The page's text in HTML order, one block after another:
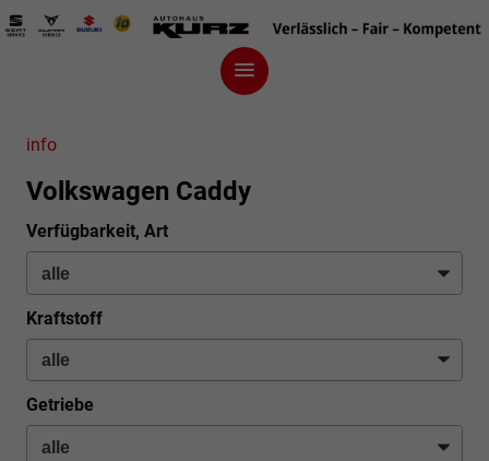
info
Volkswagen Caddy
Verfügbarkeit, Art
Kraftstoff
Getriebe